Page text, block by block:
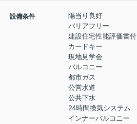
設備条件
陽当り良好
バリアフリー
建設住宅性能評価書付
カードキー
現地見学会
バルコニー
都市ガス
公営水道
公共下水
24時間換気システム
インナーバルコニー